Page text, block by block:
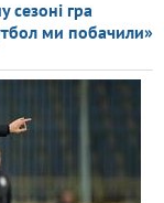
гра
ми побачили»